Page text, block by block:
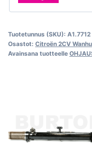
Tuotetunnus (SKU): A1.7712
Osastot: Citroën 2CV
Avainsana tuotteelle